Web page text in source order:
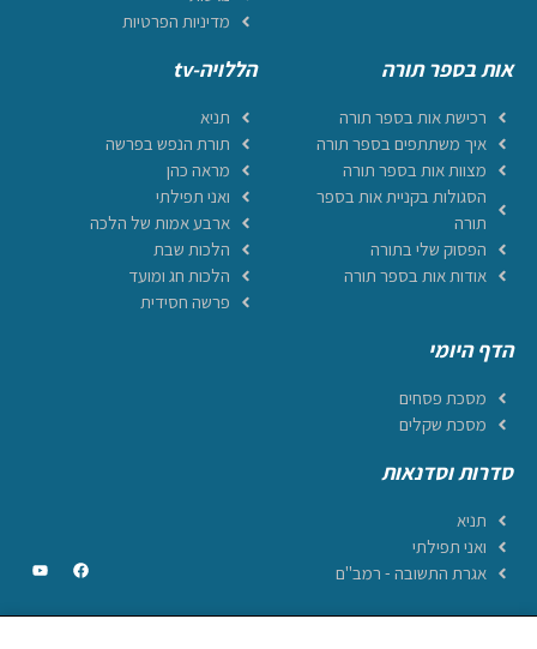
מדיניות הפרטיות
אות בספר תורה
רכישת אות בספר תורה
איך משתתפים בספר תורה
מצוות אות בספר תורה
הסגולות בקניית אות בספר
תורה
הפסוק שלי בתורה
אודות אות בספר תורה
הללויה-tv
תניא
תורת הנפש בפרשה
מראה כהן
ואני תפילתי
ארבע אמות של הלכה
הלכות שבת
הלכות חג ומועד
פרשה חסידית
הדף היומי
מסכת פסחים
מסכת שקלים
סדרות וסדנאות
תניא
ואני תפילתי
אגרת התשובה - רמב"ם